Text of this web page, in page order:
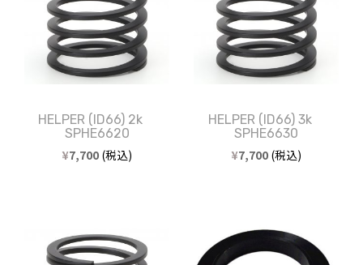
HELPER (ID66) 2k
SPHE6620
¥7,700 (税込)
HELPER (ID66) 3k
SPHE6630
¥7,700 (税込)